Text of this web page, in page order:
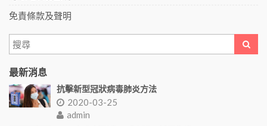
免責條款及聲明
最新消息
抗擊新型冠狀病毒肺炎方法
2020-03-25
admin